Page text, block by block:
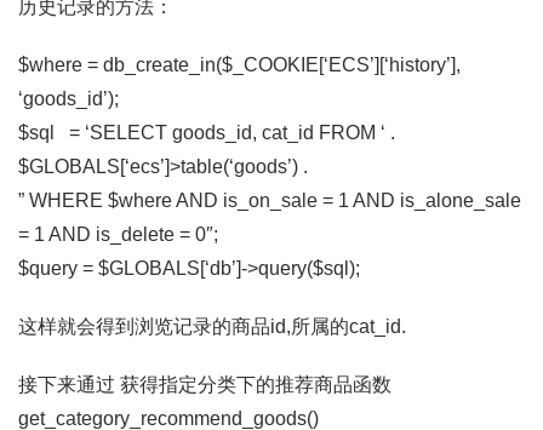
历史记录的方法：
$where = db_create_in($_COOKIE[‘ECS’][‘history’],
‘goods_id’);
$sql = ‘SELECT goods_id, cat_id FROM ‘ .
$GLOBALS[‘ecs’]>table(‘goods’) .
” WHERE $where AND is_on_sale = 1 AND is_alone_sale
= 1 AND is_delete = 0″;
$query = $GLOBALS[‘db’]->query($sql);
这样就会得到浏览记录的商品id,所属的cat_id.
接下来通过 获得指定分类下的推荐商品函数
get_category_recommend_goods()